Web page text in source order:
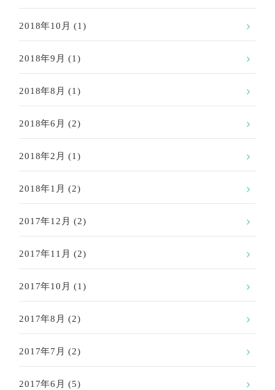
2018年10月 (1)
2018年9月 (1)
2018年8月 (1)
2018年6月 (2)
2018年2月 (1)
2018年1月 (2)
2017年12月 (2)
2017年11月 (2)
2017年10月 (1)
2017年8月 (2)
2017年7月 (2)
2017年6月 (5)